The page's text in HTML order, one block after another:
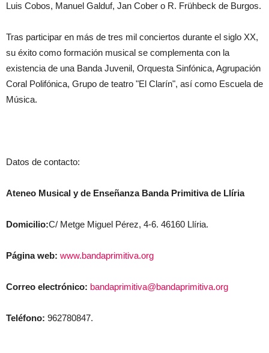
Luis Cobos, Manuel Galduf, Jan Cober o R. Frühbeck de Burgos.
Tras participar en más de tres mil conciertos durante el siglo XX,
su éxito como formación musical se complementa con la
existencia de una Banda Juvenil, Orquesta Sinfónica, Agrupación
Coral Polifónica, Grupo de teatro "El Clarín", así como Escuela de
Música.
Datos de contacto:
Ateneo Musical y de Enseñanza Banda Primitiva de Llíria
Domicilio:C/ Metge Miguel Pérez, 4-6. 46160 Llíria.
Página web: www.bandaprimitiva.org
Correo electrónico: bandaprimitiva@bandaprimitiva.org
Teléfono: 962780847.